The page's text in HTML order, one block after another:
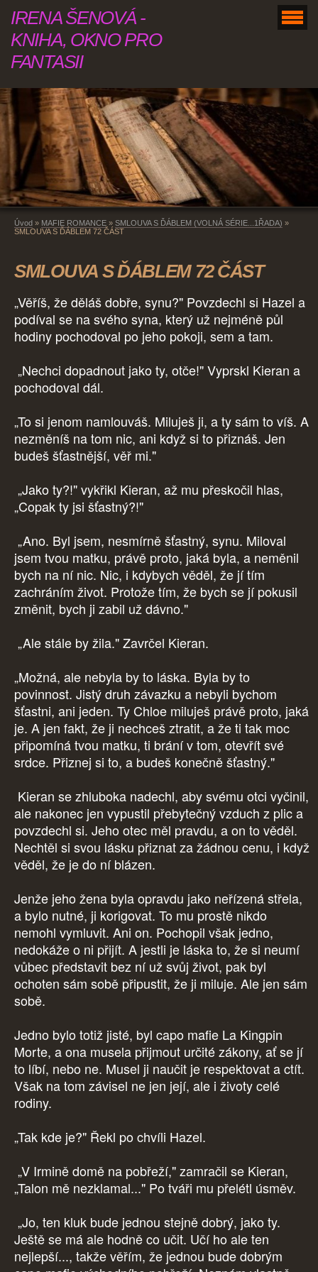
IRENA ŠENOVÁ -
KNIHA, OKNO PRO
FANTASII
Úvod » MAFIE ROMANCE » SMLOUVA S ĎÁBLEM (VOLNÁ SÉRIE...1ŘADA) »
SMLOUVA S ĎÁBLEM 72 ČÁST
SMLOUVA S ĎÁBLEM 72 ČÁST
„Věříš, že děláš dobře, synu?" Povzdechl si Hazel a
podíval se na svého syna, který už nejméně půl
hodiny pochodoval po jeho pokoji, sem a tam.
„Nechci dopadnout jako ty, otče!" Vyprskl Kieran a
pochodoval dál.
„To si jenom namlouváš. Miluješ ji, a ty sám to víš. A
nezměníš na tom nic, ani když si to přiznáš. Jen
budeš šťastnější, věř mi."
„Jako ty?!" vykřikl Kieran, až mu přeskočil hlas,
„Copak ty jsi šťastný?!"
„Ano. Byl jsem, nesmírně šťastný, synu. Miloval
jsem tvou matku, právě proto, jaká byla, a neměnil
bych na ní nic. Nic, i kdybych věděl, že jí tím
zachráním život. Protože tím, že bych se jí pokusil
změnit, bych ji zabil už dávno."
„Ale stále by žila." Zavrčel Kieran.
„Možná, ale nebyla by to láska. Byla by to
povinnost. Jistý druh závazku a nebyli bychom
šťastni, ani jeden. Ty Chloe miluješ právě proto, jaká
je. A jen fakt, že ji nechceš ztratit, a že ti tak moc
připomíná tvou matku, ti brání v tom, otevřít své
srdce. Přiznej si to, a budeš konečně šťastný."
Kieran se zhluboka nadechl, aby svému otci vyčinil,
ale nakonec jen vypustil přebytečný vzduch z plic a
povzdechl si. Jeho otec měl pravdu, a on to věděl.
Nechtěl si svou lásku přiznat za žádnou cenu, i když
věděl, že je do ní blázen.
Jenže jeho žena byla opravdu jako neřízená střela,
a bylo nutné, ji korigovat. To mu prostě nikdo
nemohl vymluvit. Ani on. Pochopil však jedno,
nedokáže o ni přijít. A jestli je láska to, že si neumí
vůbec představit bez ní už svůj život, pak byl
ochoten sám sobě připustit, že ji miluje. Ale jen sám
sobě.
Jedno bylo totiž jisté, byl capo mafie La Kingpin
Morte, a ona musela přijmout určité zákony, ať se jí
to líbí, nebo ne. Musel ji naučit je respektovat a ctít.
Však na tom závisel ne jen její, ale i životy celé
rodiny.
„Tak kde je?" Řekl po chvíli Hazel.
„V Irmině domě na pobřeží," zamračil se Kieran,
„Talon mě nezklamal..." Po tváři mu přelétl úsměv.
„Jo, ten kluk bude jednou stejně dobrý, jako ty.
Ještě se má ale hodně co učit. Učí ho ale ten
nejlepší..., takže věřím, že jednou bude dobrým